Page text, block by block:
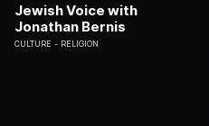
Jewish Voice with
Jonathan Bernis
CULTURE RELIGION